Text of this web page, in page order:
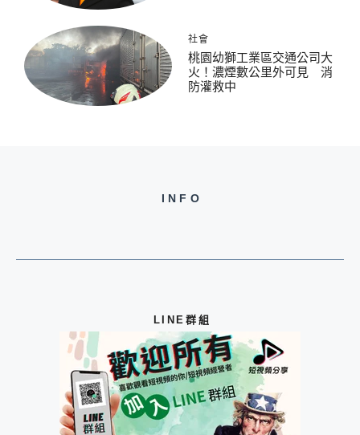
社會
桃園幼獅工業區交通公司大
火！濃煙數公里外可見 消
防灌救中
INFO
LINE群組